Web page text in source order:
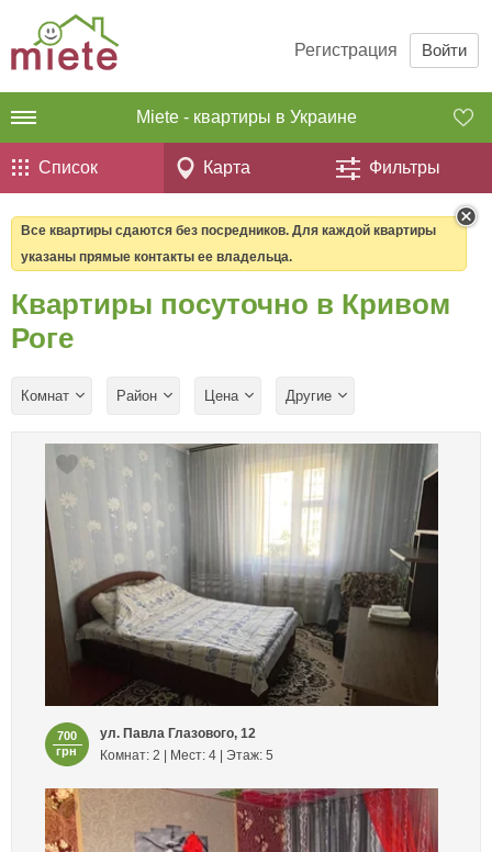
Регистрация Войти
Miete - квартиры в Украине
Список Карта Фильтры
Все квартиры сдаются без посредников. Для каждой квартиры
указаны прямые контакты ее владельца.
Квартиры посуточно в Кривом
Роге
Комнат Район Цена Другие
700
грн
ул. Павла Глазового, 12
Комнат: 2 | Мест: 4 | Этаж: 5